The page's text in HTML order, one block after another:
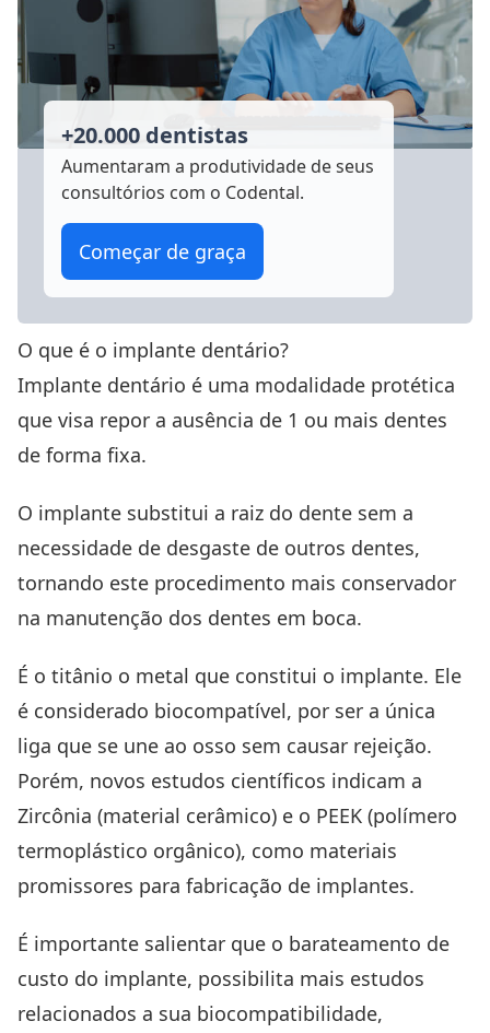
+20.000 dentistas
Aumentaram a produtividade de seus
consultórios com o Codental.
Começar de graça
O que é o implante dentário?
Implante dentário é uma modalidade protética
que visa repor a ausência de 1 ou mais dentes
de forma fixa.
O implante substitui a raiz do dente sem a
necessidade de desgaste de outros dentes,
tornando este procedimento mais conservador
na manutenção dos dentes em boca.
É o titânio o metal que constitui o implante. Ele
é considerado biocompatível, por ser a única
liga que se une ao osso sem causar rejeição.
Porém, novos estudos científicos indicam a
Zircônia (material cerâmico) e o PEEK (polímero
termoplástico orgânico), como materiais
promissores para fabricação de implantes.
É importante salientar que o barateamento de
custo do implante, possibilita mais estudos
relacionados a sua biocompatibilidade,